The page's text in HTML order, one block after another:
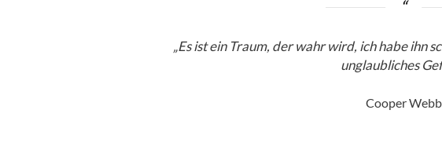
„Es ist ein Traum, der wahr wird, ich habe ihn
unglaubliches
Cooper Webb